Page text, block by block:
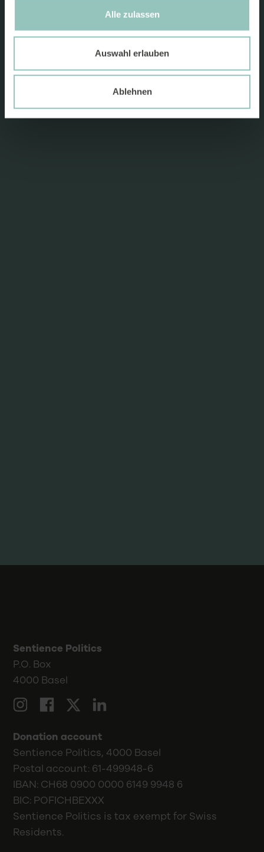
Alle zulassen
Auswahl erlauben
Ablehnen
Sentience Politics
P.O. Box
4000 Basel
Donation account
Sentience Politics, 4000 Basel
Postal account: 61-499948-6
IBAN: CH68 0900 0000 6149 9948 6
BIC: POFICHBEXXX
Sentience Politics is tax exempt for Swiss
Residents.